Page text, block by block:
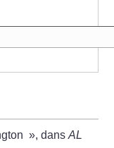
», dansAL